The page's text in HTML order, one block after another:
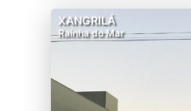
XANGRILÁ
Rainha do Mar